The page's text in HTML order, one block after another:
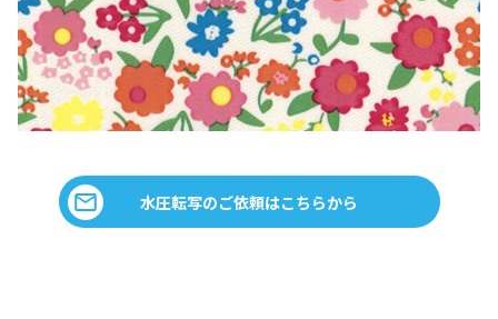
水圧転写のご依頼はこちらから